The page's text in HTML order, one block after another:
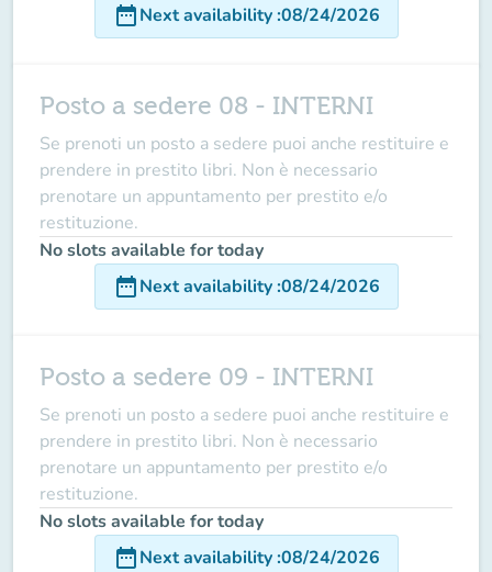
date_rangeNext availability:08/24/2026
Posto a sedere 08 - INTERNI
Se prenoti un posto a sedere puoi anche restituire e
prendere in prestito libri. Non è necessario
prenotare un appuntamento per prestito e/o
restituzione.
No slots available for today
date_rangeNext availability:08/24/2026
Posto a sedere 09 - INTERNI
Se prenoti un posto a sedere puoi anche restituire e
prendere in prestito libri. Non è necessario
prenotare un appuntamento per prestito e/o
restituzione.
No slots available for today
date_rangeNext availability:08/24/2026